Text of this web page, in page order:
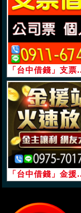
「台中借錢」支票
「台中借錢」金援站